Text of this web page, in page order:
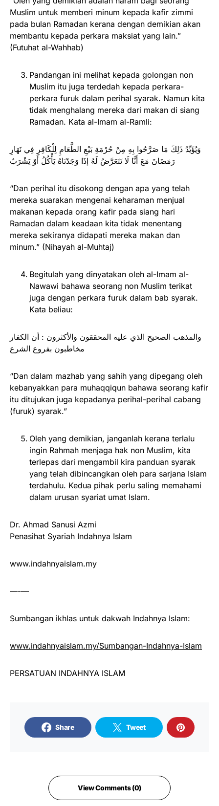
Muslim untuk memberi minum kepada kafir zimmi
pada bulan Ramadan kerana dengan demikian akan
membantu kepada perkara maksiat yang lain.”
(Futuhat al-Wahhab)
Pandangan ini melihat kepada golongan non
Muslim itu juga terdedah kepada perkara-
perkara furuk dalam perihal syarak. Namun kita
tidak menghalang mereka dari makan di siang
Ramadan. Kata al-Imam al-Ramli:
وَيُؤَيِّدُ ذَلِكَ مَا صَرَّحُوا بِهِ مِنْ حُرْمَةِ بَيْعِ الطَّعَامِ لِلْكَافِرِ فِي نَهَارِ
رَمَضَانَ مَعَ أَنَّا لَا نَتَعَرَّضُ لَهُ إذَا وَجَدْنَاهُ يَأْكُلُ أَوْ يَشْرَبُ
“Dan perihal itu disokong dengan apa yang telah
mereka suarakan mengenai keharaman menjual
makanan kepada orang kafir pada siang hari
Ramadan dalam keadaan kita tidak menentang
mereka sekiranya didapati mereka makan dan
minum.” (Nihayah al-Muhtaj)
Begitulah yang dinyatakan oleh al-Imam al-
Nawawi bahawa seorang non Muslim terikat
juga dengan perkara furuk dalam bab syarak.
Kata beliau:
والمذهب الصحيح الذي عليه المحققون والأكثرون : أن الكفار
مخاطبون بفروع الشرع
“Dan dalam mazhab yang sahih yang dipegang oleh
kebanyakkan para muhaqqiqun bahawa seorang kafir
itu ditujukan juga kepadanya perihal-perihal cabang
(furuk) syarak.”
Oleh yang demikian, janganlah kerana terlalu
ingin Rahmah menjaga hak non Muslim, kita
terlepas dari mengambil kira panduan syarak
yang telah dibincangkan oleh para sarjana Islam
terdahulu. Kedua pihak perlu saling memahami
dalam urusan syariat umat Islam.
Dr. Ahmad Sanusi Azmi
Penasihat Syariah Indahnya Islam
www.indahnyaislam.my
—-—
Sumbangan ikhlas untuk dakwah Indahnya Islam:
www.indahnyaislam.my/Sumbangan-Indahnya-Islam
PERSATUAN INDAHNYA ISLAM
Share Tweet
View Comments (0)